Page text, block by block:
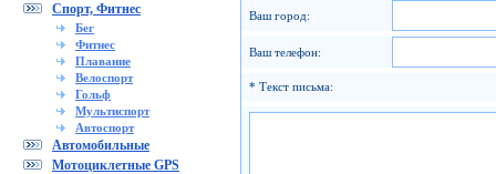
Спорт, Фитнес
Бег
Фитнес
Плавание
Велоспорт
Гольф
Мультиспорт
Автоспорт
Автомобильные
Мотоциклетные GPS
Ваш город:
Ваш телефон:
* Текст письма: